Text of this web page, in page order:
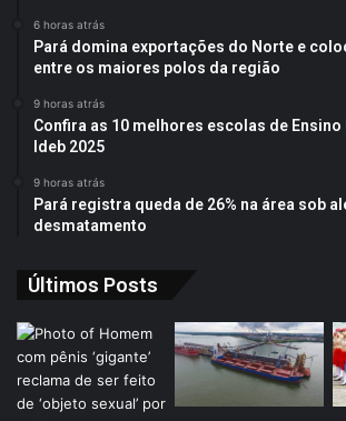
6 horas atrás
Pará domina exportações do Norte e
entre os maiores polos da região
9 horas atrás
Confira as 10 melhores escolas de
Ideb 2025
9 horas atrás
Pará registra queda de 26% na área sob
desmatamento
Últimos Posts